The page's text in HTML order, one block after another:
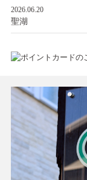
2026.06.20
聖湖